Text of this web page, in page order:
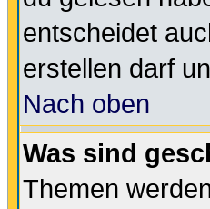
entscheidet
erstellen darf
Nach oben
Was sind
Themen